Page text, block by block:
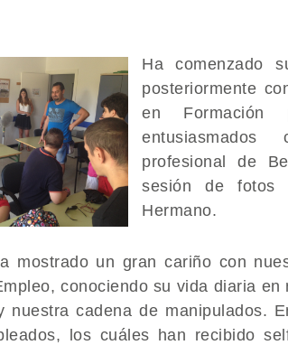
Ha comenzado
posteriormente
en Formación
entusiasmados
profesional de
sesión de fotos
Hermano.
mostrado un gran cariño con
​conociendo su vida diaria
nuestra cadena de manipulados.
los cuáles ​han recibido